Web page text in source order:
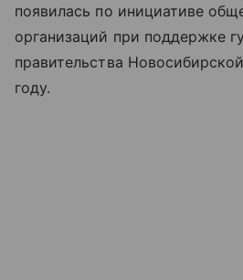
появилась по инициативе
организаций при поддержке
правительства
году.